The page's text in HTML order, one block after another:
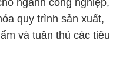
quy trình sản xuất,
và tuân thủ các tiêu